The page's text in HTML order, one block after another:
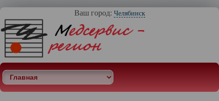
Ваш город: Челябинск